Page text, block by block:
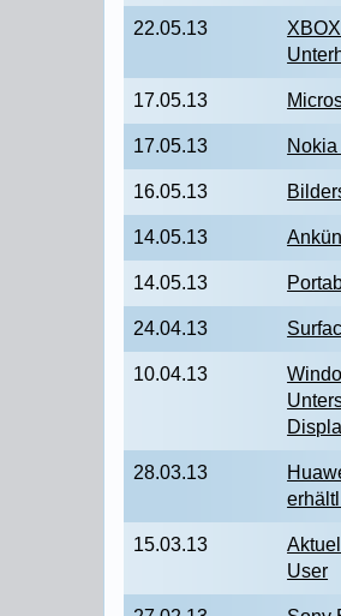
22.05.13
17.05.13
17.05.13
16.05.13
14.05.13
14.05.13
24.04.13
10.04.13
28.03.13
15.03.13
User